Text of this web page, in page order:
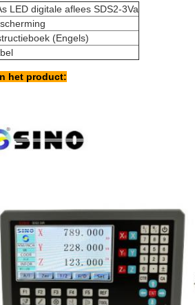
LED digitale aflees SDS2-3Va
(Engels)
het product: